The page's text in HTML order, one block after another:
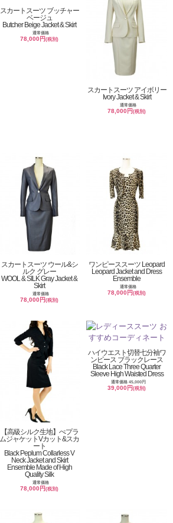
スカートスーツ ブッチャー
ベージュ
Butcher Beige Jacket & Skirt
通常価格
78,000円(税別)
スカートスーツ アイボリー
Ivory Jacket & Skirt
通常価格
78,000円(税別)
スカートスーツ ウール&シ
ルク グレー
WOOL & SILK Gray Jacket &
Skirt
通常価格
78,000円(税別)
ワンピーススーツ Leopard
Leopard Jacket and Dress
Ensemble
通常価格
78,000円(税別)
【高級シルク生地】ぺプラ
ムジャケットVカット&スカ
ート
Black Peplum Collarless V
Neck Jacket and Skirt
Ensemble Made of High
Quality Silk
通常価格
78,000円(税別)
ハイウエスト切替七分袖ワ
ンピース ブラックレース
Black Lace Three Quarter
Sleeve High Waisted Dress
通常価格 45,000円
39,000円(税別)